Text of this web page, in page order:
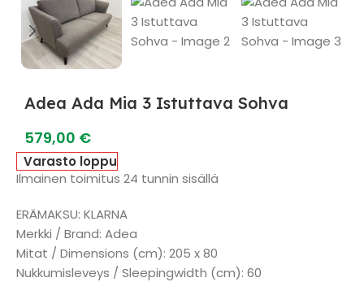
Adea Ada Mia 3 Istuttava Sohva
579,00 €
Varasto loppu
Ilmainen toimitus 24 tunnin sisällä
ERÄMAKSU: KLARNA
Merkki / Brand: Adea
Mitat / Dimensions (cm): 205 x 80
Nukkumisleveys / Sleepingwidth (cm): 60